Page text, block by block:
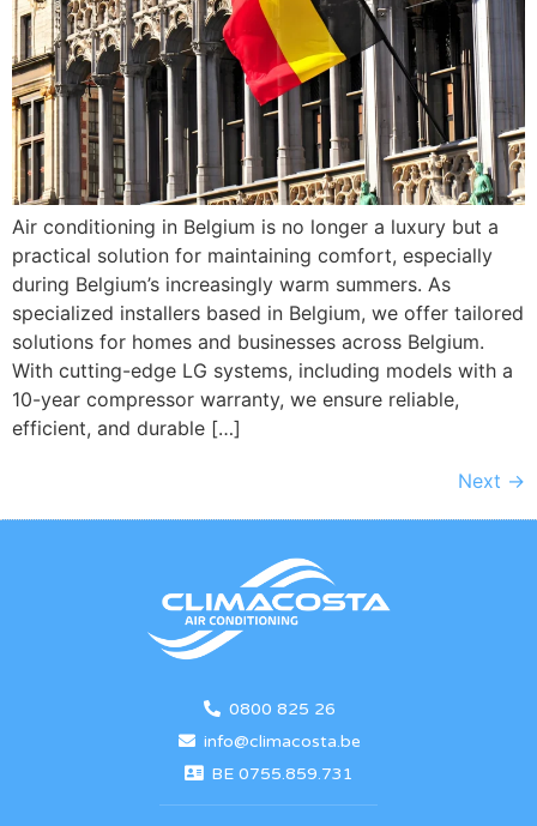
Air conditioning in Belgium is no longer a luxury but a
practical solution for maintaining comfort, especially
during Belgium’s increasingly warm summers. As
specialized installers based in Belgium, we offer tailored
solutions for homes and businesses across Belgium.
With cutting-edge LG systems, including models with a
10-year compressor warranty, we ensure reliable,
efficient, and durable […]
Next →
0800 825 26
info@climacosta.be
BE 0755.859.731